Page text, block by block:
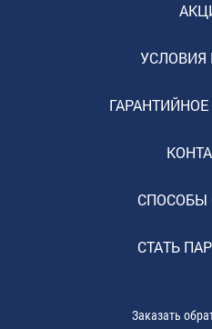
УСЛОВИЯ
СПОСОБЫ
СТАТЬ
Заказать